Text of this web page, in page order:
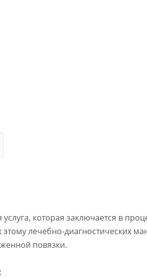
которая заключается в
лечебно-диагностических
повязки.